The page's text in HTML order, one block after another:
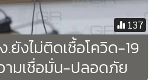
137
ยังไม่ติดเชื้อโควิด-19
ามเชื่อมั่น-ปลอดภัย